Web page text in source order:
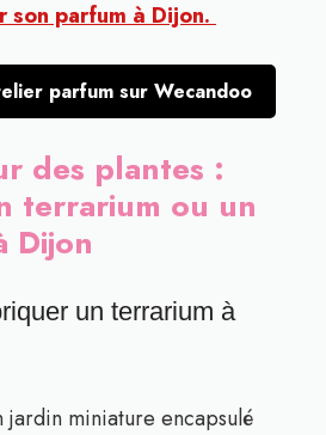
son parfum à Dijon.
parfum sur Wecandoo
des plantes :
terrarium ou un
Dijon
un terrarium à
jardin miniature encapsulé